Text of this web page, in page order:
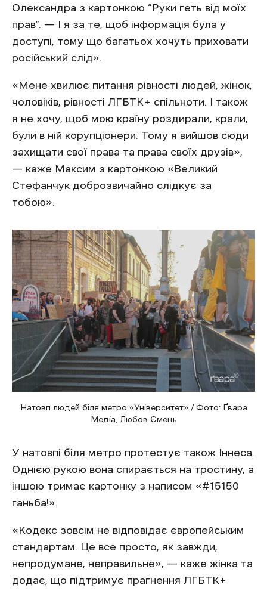
Олександра з картонкою “Руки геть від моїх
прав”. — І я за те, щоб інформація була у
доступі, тому що багатьох хочуть приховати
російський слід».
«Мене хвилює питання рівності людей, жінок,
чоловіків, рівності ЛГБТК+ спільноти. І також
я не хочу, щоб мою країну роздирали, крали,
були в ній корупціонери. Тому я вийшов сюди
захищати свої права та права своїх друзів»,
— каже Максим з картонкою «Великий
Стефанчук доброзвичайно слідкує за
тобою».
Натовп людей біля метро «Університет» / Фото: Ґвара
Медіа, Любов Ємець
У натовпі біля метро протестує також Іннеса.
Однією рукою вона спирається на тростину, а
іншою тримає картонку з написом «#15150
ганьба!».
«Кодекс зовсім не відповідає європейським
стандартам. Це все просто, як завжди,
непродумане, неправильне», — каже жінка та
додає, що підтримує прагнення ЛГБТК+